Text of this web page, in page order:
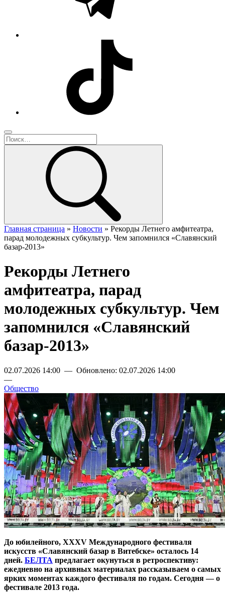
Главная страница » Новости » Рекорды Летнего амфитеатра,
парад молодежных субкультур. Чем запомнился «Славянский
базар-2013»
Рекорды Летнего
амфитеатра, парад
молодежных субкультур. Чем
запомнился «Славянский
базар-2013»
02.07.2026 14:00 — Обновлено: 02.07.2026 14:00
—
Общество
До юбилейного, XXXV Международного фестиваля
искусств «Славянский базар в Витебске» осталось 14
дней. БЕЛТА предлагает окунуться в ретроспективу:
ежедневно на архивных материалах рассказываем о самых
ярких моментах каждого фестиваля по годам. Сегодня — о
фестивале 2013 года.